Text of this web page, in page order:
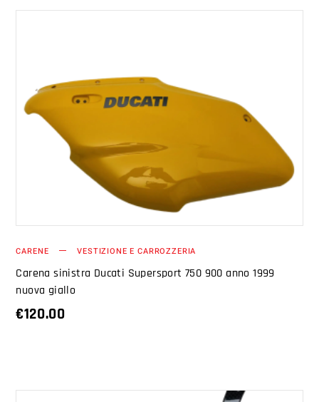
CARENE VESTIZIONE E CARROZZERIA
Carena sinistra Ducati Supersport 750 900 anno 1999
nuova giallo
€120.00